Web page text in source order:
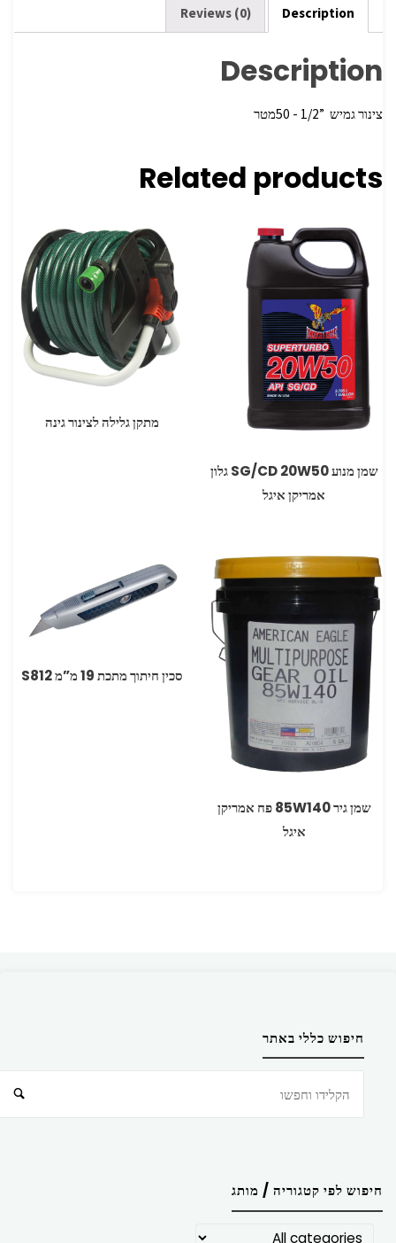
k
Description
Reviews (0)
Description
צינור גמיש ‏ ‏”1/2 ‏- 50מטר
Related products
שמן מנוע ‏20W50 ‏SG/CD ‏גלון
אמריקן איגל
מתקן גלילה לצינור גינה
‏שמן גיר 85W140 פח אמריקן
איגל
סכין חיתוך מתכת 19 מ”מ S812
חיפוש כללי באתר
חיפוש לפי קטגוריה / מותג